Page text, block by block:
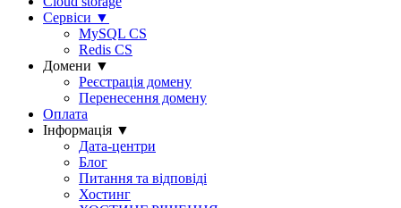
Сервіси ▼
MySQL CS
Redis CS
Домени ▼
Реєстрація домену
Перенесення домену
Оплата
Інформація ▼
Дата-центри
Блог
Питання та відповіді
Хостинг